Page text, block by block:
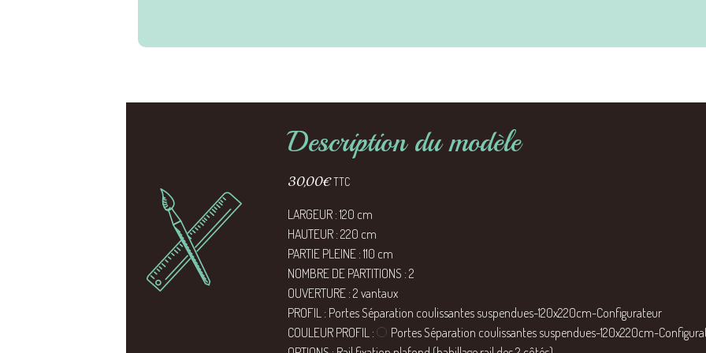
Description du modèle
30,00€TTC
LARGEUR : 120 cm
HAUTEUR : 220 cm
PARTIE PLEINE : 110 cm
NOMBRE DE PARTITIONS : 2
OUVERTURE : 2 vantaux
PROFIL : Portes Séparation coulissantes suspendues-120x220cm-Configurateur
COULEUR PROFIL :
Portes Séparation coulissantes suspendues-120x220cm-